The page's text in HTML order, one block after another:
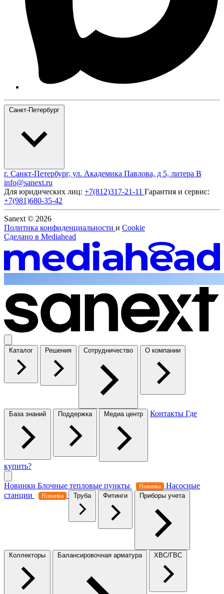
Санкт-Петербург
г. Санкт-Петербург, ул. Академика Павлова, д 5, литера В
info@sanext.ru
Для юридических лиц: +7(812)317-21-11 Гарантия и сервис:
+7(981)680-35-42
Sanext © 2026
Политика конфиденциальности и Cookie
Сделано в Mediahead
Каталог Решения Сотрудничество О компании
База знаний Поддержка Медиа центр Контакты Где
купить?
Новинки Блочные тепловые пункты Новинка
Насосные
станции
Новинка Труба Фитинги Приборы учета
Коллекторы Балансировочная арматура ХВС/ГВС